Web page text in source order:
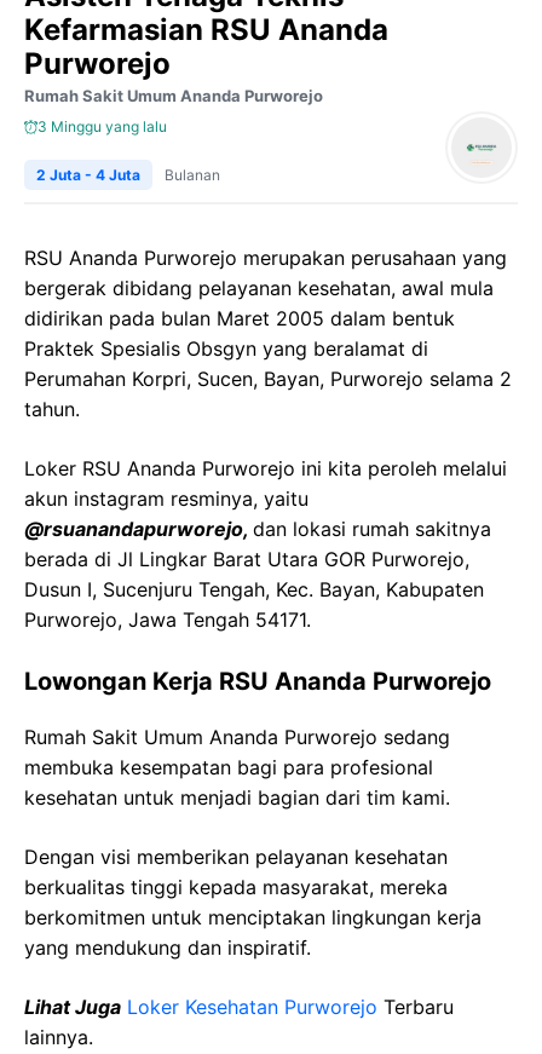
Kefarmasian RSU Ananda
Purworejo
Rumah Sakit Umum Ananda Purworejo
3 Minggu yang lalu
2 Juta - 4 Juta Bulanan
RSU Ananda Purworejo merupakan perusahaan yang
bergerak dibidang pelayanan kesehatan, awal mula
didirikan pada bulan Maret 2005 dalam bentuk
Praktek Spesialis Obsgyn yang beralamat di
Perumahan Korpri, Sucen, Bayan, Purworejo selama 2
tahun.
Loker RSU Ananda Purworejo ini kita peroleh melalui
akun instagram resminya, yaitu
@rsuanandapurworejo, dan lokasi rumah sakitnya
berada di Jl Lingkar Barat Utara GOR Purworejo,
Dusun I, Sucenjuru Tengah, Kec. Bayan, Kabupaten
Purworejo, Jawa Tengah 54171.
Lowongan Kerja RSU Ananda Purworejo
Rumah Sakit Umum Ananda Purworejo sedang
membuka kesempatan bagi para profesional
kesehatan untuk menjadi bagian dari tim kami.
Dengan visi memberikan pelayanan kesehatan
berkualitas tinggi kepada masyarakat, mereka
berkomitmen untuk menciptakan lingkungan kerja
yang mendukung dan inspiratif.
Lihat Juga Loker Kesehatan Purworejo Terbaru
lainnya.